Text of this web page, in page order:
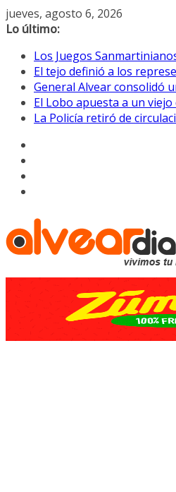
Saltar
al
jueves, agosto 6, 2026
Lo último:
Los Juegos
El tejo definió a los
General Alvear consolidó
El Lobo apuesta a un
La Policía retiró de